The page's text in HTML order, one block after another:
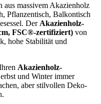
aus massivem Akazienholz
Pflanzentisch, Balkontisch
Der Akazienholz-
FSC®-zertifiziert) von
hohe Stabilität und
Akazienholz-
und Winter immer
aber stilvollen Deko-